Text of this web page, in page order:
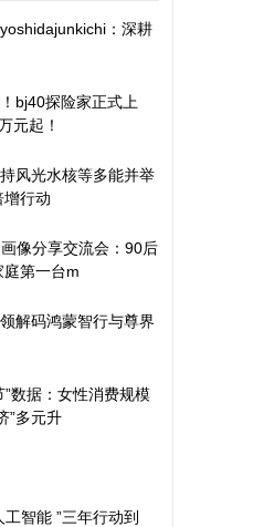
：深耕
bj40探险家正式上
元起！
风光水核等多能并举
行动
像分享交流会：90后
第一台m
解码鸿蒙智行与尊界
数据：女性消费规模
”多元升
智能 ”三年行动到